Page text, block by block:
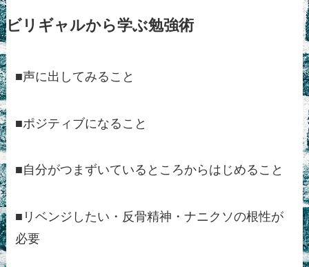
ビリギャルから学ぶ勉強術
■声に出してみること
■ポジティブになること
■自分がつまずいているところからはじめること
■リベンジしたい・反骨精神・ナニクソの根性が
必要